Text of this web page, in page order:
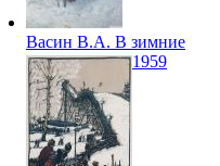
Васин В.А. В зимние
каникулы. До 1959